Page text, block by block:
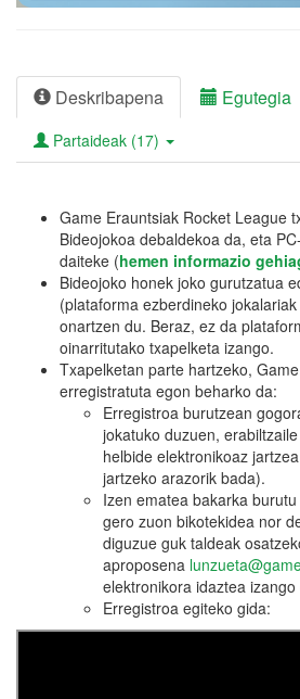
Deskribapena Egutegia
Partaideak (17)
Game Erauntsiak Rocket League
Bideojokoa debaldekoa da, eta
daiteke (hemen informazio
Bideojoko honek joko gurutzatua
(plataforma ezberdineko
onartzen du. Beraz, ez da
oinarritutako txapelketa izango.
Txapelketan parte hartzeko,
erregistratuta egon beharko da:
Erregistroa burutzean
jokatuko duzuen,
helbide elektronikoaz
jartzeko arazorik bada).
Izen ematea bakarka
gero zuon bikotekidea nor
diguzue guk taldeak
aproposena
elektronikora idaztea izango
Erregistroa egiteko gida: